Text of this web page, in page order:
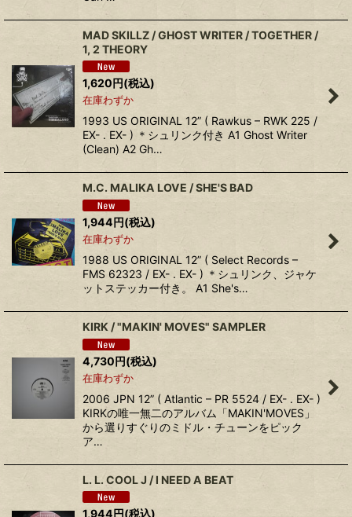
MAD SKILLZ / GHOST WRITER / TOGETHER /
1, 2 THEORY
1,620円(税込)
在庫わずか
1993 US ORIGINAL 12” ( Rawkus – RWK 225 /
EX- . EX- ) ＊シュリンク付き A1 Ghost Writer
(Clean) A2 Gh…
M.C. MALIKA LOVE / SHE'S BAD
1,944円(税込)
在庫わずか
1988 US ORIGINAL 12” ( Select Records –
FMS 62323 / EX- . EX- ) ＊シュリンク、ジャケ
ットステッカー付き。 A1 She's…
KIRK / "MAKIN' MOVES" SAMPLER
4,730円(税込)
在庫わずか
2006 JPN 12” ( Atlantic – PR 5524 / EX- . EX- )
KIRKの唯一無二のアルバム「MAKIN'MOVES」
から選りすぐりのミドル・チューンをピック
ア…
L. L. COOL J / I NEED A BEAT
1,944円(税込)